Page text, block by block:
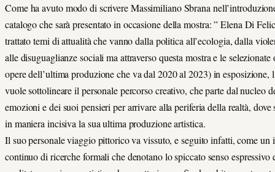
Come ha avuto modo di scrivere Massimiliano Sbrana
catalogo che sarà presentato in occasione della mostra: ” Elena Di
trattato temi di attualità che vanno dalla politica all’ecologia, dalla
alle disuguaglianze sociali ma attraverso questa mostra e le selezionate
opere dell’ultima produzione che va dal 2020 al 2023) in esposizione,
vuole sottolineare il personale percorso creativo, che parte dal nucleo
emozioni e dei suoi pensieri per arrivare alla periferia della realtà, dove
in maniera incisiva la sua ultima produzione artistica.
Il suo personale viaggio pittorico va vissuto, e seguito infatti, come un
continuo di ricerche formali che denotano lo spiccato senso espressivo